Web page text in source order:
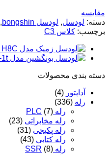
مقایسه
دسته: لودسل, لودسل bongshin ,
برچسب: کلاس C3
دسته‌ بندی محصولات
آداپتور (4)
رله (336)
رله PLC (7)
رله مخابراتی (23)
رله پکیجی (31)
رله کتابی (43)
رله SSR (8)